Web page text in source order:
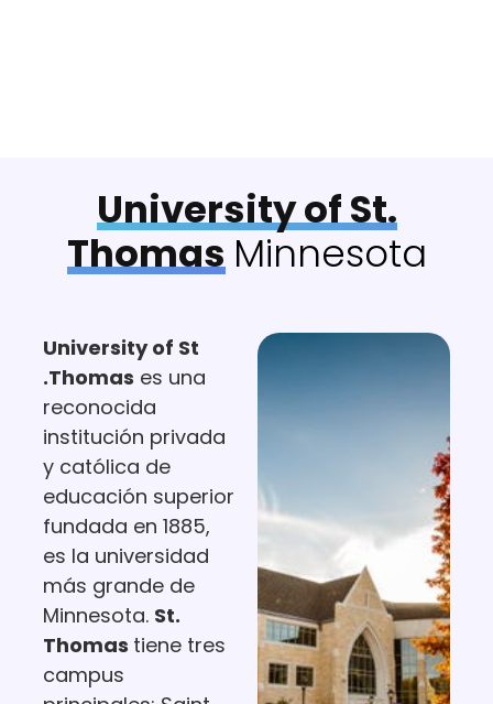
University of St.
Thomas Minnesota
University of St
.Thomas es una
reconocida
institución privada
y católica de
educación superior
fundada en 1885,
es la universidad
más grande de
Minnesota. St.
Thomas tiene tres
campus